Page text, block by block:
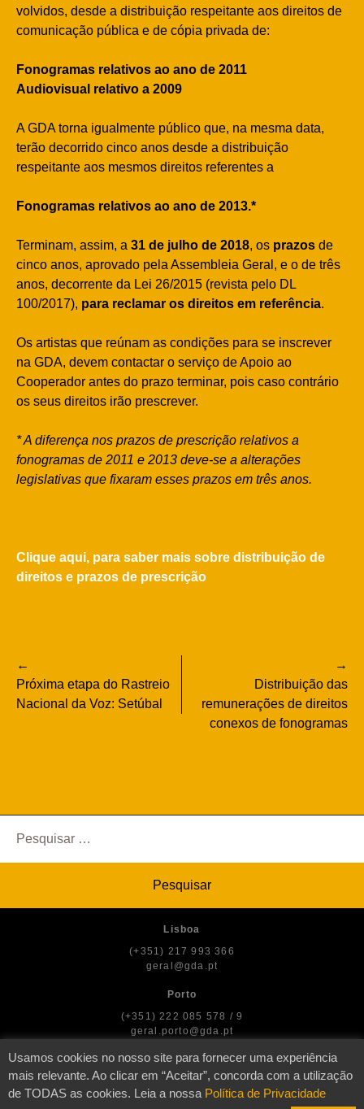
volvidos, desde a distribuição respeitante aos direitos de
comunicação pública e de cópia privada de:
Fonogramas relativos ao ano de 2011
Audiovisual relativo a 2009
A GDA torna igualmente público que, na mesma data,
terão decorrido cinco anos desde a distribuição
respeitante aos mesmos direitos referentes a
Fonogramas relativos ao ano de 2013.*
Terminam, assim, a 31 de julho de 2018, os prazos de
cinco anos, aprovado pela Assembleia Geral, e o de três
anos, decorrente da Lei 26/2015 (revista pelo DL
100/2017), para reclamar os direitos em referência.
Os artistas que reúnam as condições para se inscrever
na GDA, devem contactar o serviço de Apoio ao
Cooperador antes do prazo terminar, pois caso contrário
os seus direitos irão prescrever.
* A diferença nos prazos de prescrição relativos a
fonogramas de 2011 e 2013 deve-se a alterações
legislativas que fixaram esses prazos em três anos.
Clique aqui, para saber mais sobre distribuição de
direitos e prazos de prescrição
Navegação
de
Próxima etapa do Rastreio
Nacional da Voz: Setúbal
Distribuição das
remunerações de direitos
conexos de fonogramas
por:
Lisboa
(+351) 217 993 366
geral@gda.pt
Porto
(+351) 222 085 578 / 9
geral.porto@gda.pt
Usamos cookies no nosso site para fornecer uma experiência
mais relevante. Ao clicar em “Aceitar”, concorda com a utilização
de TODAS as cookies. Leia a nossa Política de Privacidade